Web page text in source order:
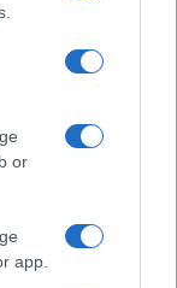
or
app.